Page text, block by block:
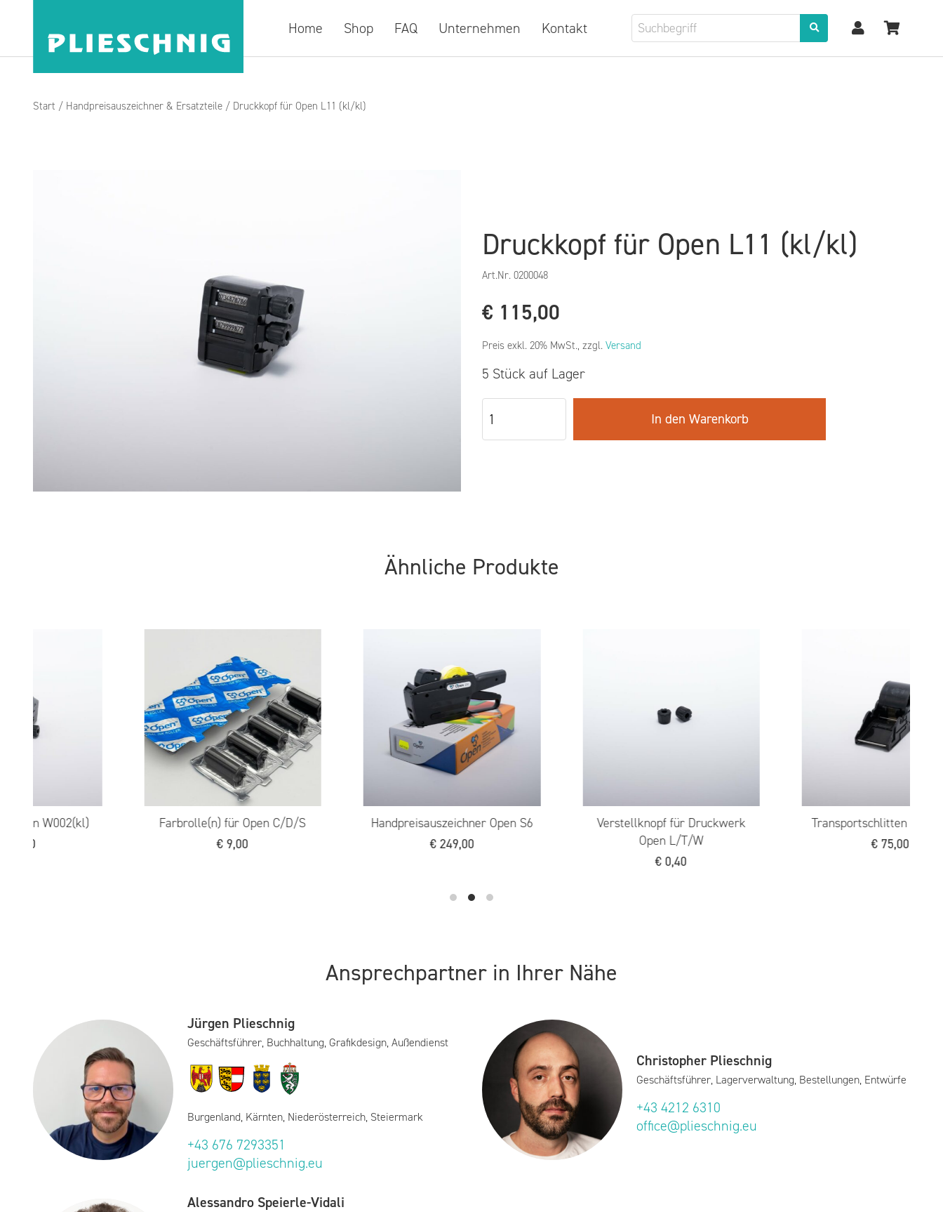
Home Shop FAQ Unternehmen Kontakt
Start / Handpreisauszeichner & Ersatzteile / Druckkopf für Open L11 (kl/kl)
Druckkopf für Open L11 (kl/kl)
Art.Nr. 0200048
€ 115,00
Preis exkl. 20% MwSt., zzgl. Versand
5 Stück auf Lager
In den Warenkorb
Ähnliche Produkte
Handpreisauszeichner Open S6
Verstellknopf für Druckwerk
Transportschlitten für Open W
Handpreisauszeichner Open S8
Ansprechpartner in Ihrer Nähe
Jürgen Plieschnig
Geschäftsführer, Buchhaltung, Grafikdesign, Außendienst
Burgenland, Kärnten, Niederösterreich, Steiermark
+43 676 7293351
juergen@plieschnig.eu
Christopher Plieschnig
Geschäftsführer, Lagerverwaltung, Bestellungen, Entwürfe
+43 4212 6310
office@plieschnig.eu
Alessandro Speierle-Vidali